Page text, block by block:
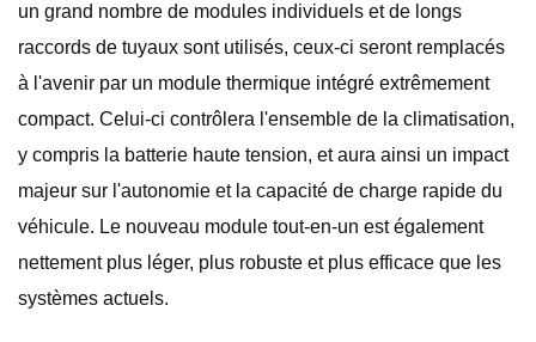
un grand nombre de modules individuels et de longs
raccords de tuyaux sont utilisés, ceux-ci seront remplacés
à l'avenir par un module thermique intégré extrêmement
compact. Celui-ci contrôlera l'ensemble de la climatisation,
y compris la batterie haute tension, et aura ainsi un impact
majeur sur l'autonomie et la capacité de charge rapide du
véhicule. Le nouveau module tout-en-un est également
nettement plus léger, plus robuste et plus efficace que les
systèmes actuels.